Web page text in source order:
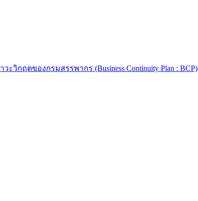
วิกฤตของกรมสรรพากร (Business Continuity Plan : BCP)